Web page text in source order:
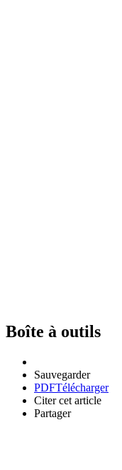
Boîte à outils
Sauvegarder
PDFTélécharger
Citer cet article
Partager